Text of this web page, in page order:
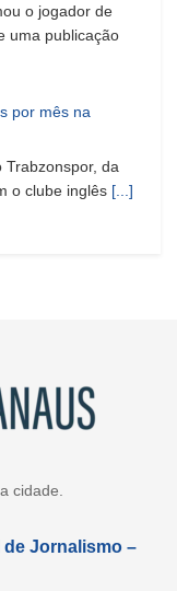
o jogador de
uma publicação
por mês na
da
o clube inglês [...]
cidade.
Jornalismo –